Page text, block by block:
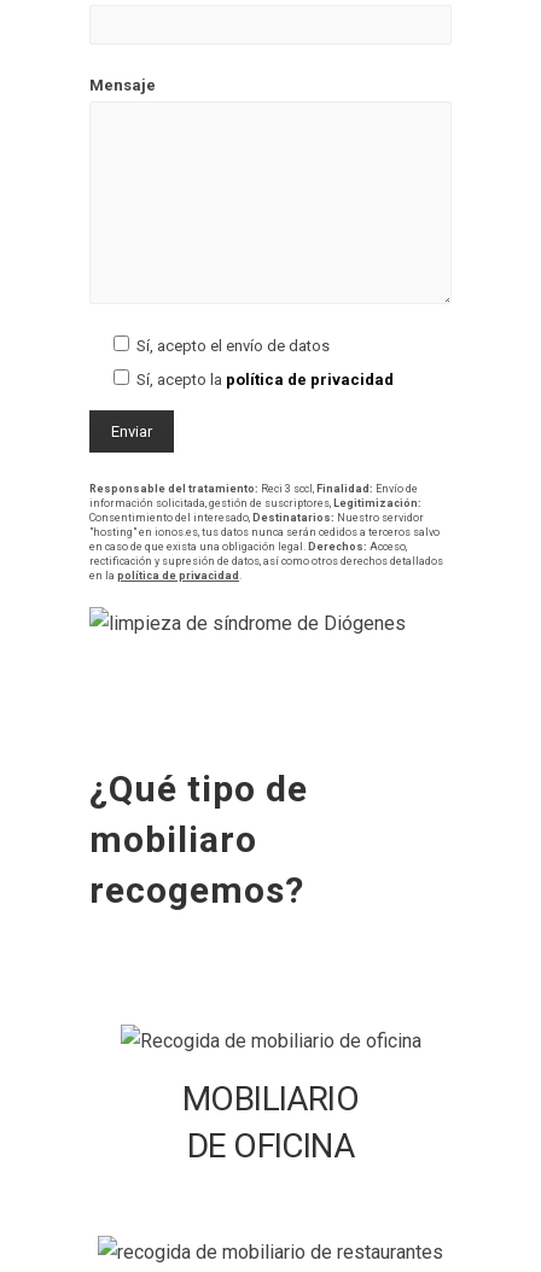
Mensaje
Sí, acepto el envío de datos
Sí, acepto la política de privacidad
Responsable del tratamiento: Reci 3 sccl, Finalidad: Envío de
información solicitada, gestión de suscriptores, Legitimización:
Consentimiento del interesado, Destinatarios: Nuestro servidor
"hosting" en ionos.es, tus datos nunca serán cedidos a terceros salvo
en caso de que exista una obligación legal. Derechos: Acceso,
rectificación y supresión de datos, así como otros derechos detallados
en la política de privacidad .
¿Qué tipo de
mobiliaro
recogemos?
MOBILIARIO
DE OFICINA